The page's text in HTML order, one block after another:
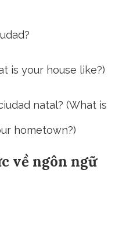
is your house like?)
natal? (What is
hometown?)
về ngôn ngữ